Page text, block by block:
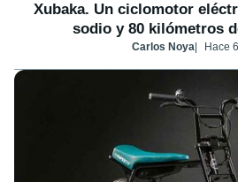
Xubaka. Un ciclomotor
sodio y 80 kilómetros
Carlos Noya Hace